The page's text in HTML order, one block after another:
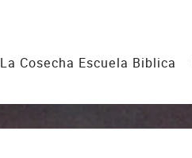
La Cosecha Escuela Biblica